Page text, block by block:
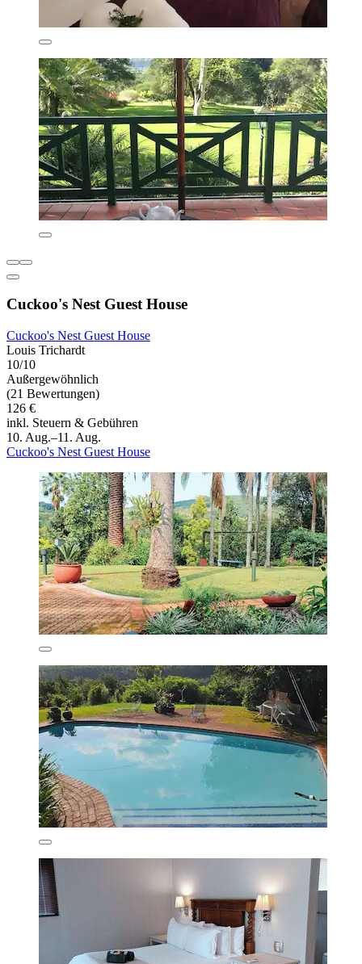
Cuckoo's Nest Guest House
Cuckoo's Nest Guest House
Louis Trichardt
10/10
Außergewöhnlich
(21 Bewertungen)
126 €
inkl. Steuern & Gebühren
10. Aug.–11. Aug.
Cuckoo's Nest Guest House